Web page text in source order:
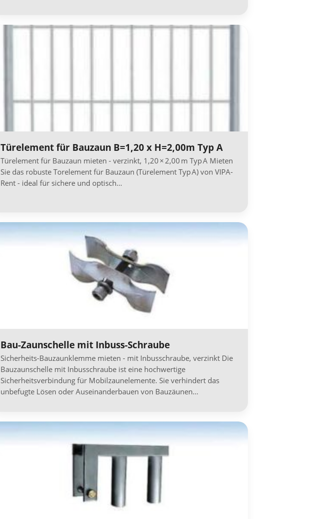
Türelement für Bauzaun B=1,20 x H=2,00m Typ A
Türelement für Bauzaun mieten - verzinkt, 1,20 × 2,00 m Typ A Mieten
Sie das robuste Torelement für Bauzaun (Türelement Typ A) von VIPA-
Rent - ideal für sichere und optisch…
Bau-Zaunschelle mit Inbuss-Schraube
Sicherheits-Bauzaunklemme mieten - mit Inbusschraube, verzinkt Die
Bauzaunschelle mit Inbusschraube ist eine hochwertige
Sicherheitsverbindung für Mobilzaunelemente. Sie verhindert das
unbefugte Lösen oder Auseinanderbauen von Bauzäunen…